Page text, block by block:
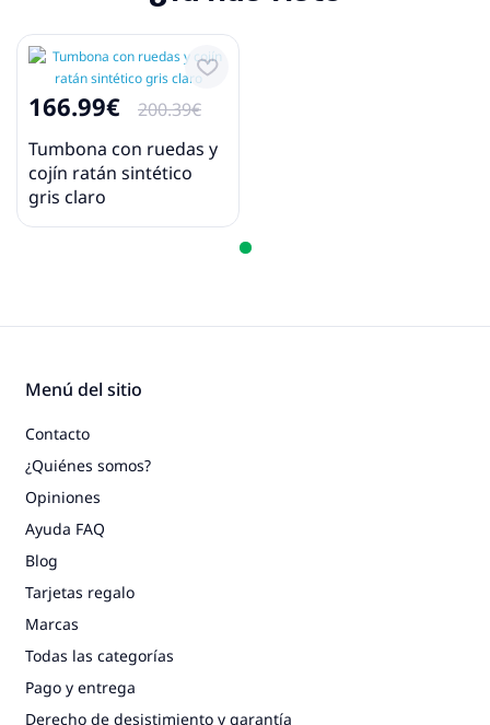
166.99€
200.39€
Tumbona con ruedas y
cojín ratán sintético
gris claro
Menú del sitio
Contacto
¿Quiénes somos?
Opiniones
Ayuda FAQ
Blog
Tarjetas regalo
Marcas
Todas las categorías
Pago y entrega
Derecho de desistimiento y garantía